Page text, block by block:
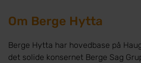
Om Berge Hytta
Berge Hytta har hovedbase på
det solide konsernet Berge Sag